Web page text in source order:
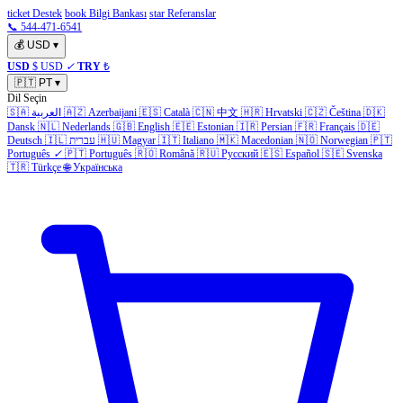
ticket Destek book Bilgi Bankası star Referanslar
📞 544-471-6541
💰 USD ▾
USD $ USD ✓ TRY ₺
🇵🇹 PT ▾
Dil Seçin
🇸🇦 العربية 🇦🇿 Azerbaijani 🇪🇸 Català 🇨🇳 中文 🇭🇷 Hrvatski 🇨🇿 Čeština 🇩🇰
Dansk 🇳🇱 Nederlands 🇬🇧 English 🇪🇪 Estonian 🇮🇷 Persian 🇫🇷 Français 🇩🇪
Deutsch 🇮🇱 עברית 🇭🇺 Magyar 🇮🇹 Italiano 🇲🇰 Macedonian 🇳🇴 Norwegian 🇵🇹
Português ✓ 🇵🇹 Português 🇷🇴 Română 🇷🇺 Русский 🇪🇸 Español 🇸🇪 Svenska
🇹🇷 Türkçe 🌐 Українська